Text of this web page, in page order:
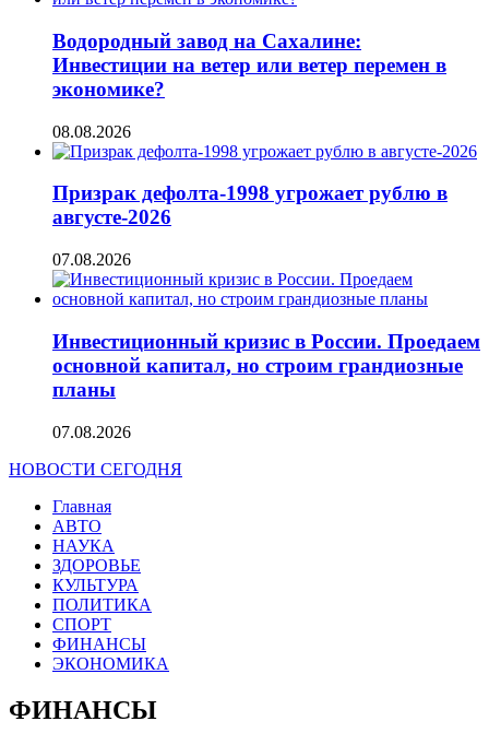
Водородный завод на Сахалине:
Инвестиции на ветер или ветер перемен в
экономике?
08.08.2026
Призрак дефолта-1998 угрожает рублю в
августе-2026
07.08.2026
Инвестиционный кризис в России. Проедаем
основной капитал, но строим грандиозные
планы
07.08.2026
НОВОСТИ СЕГОДНЯ
Главная
АВТО
НАУКА
ЗДОРОВЬЕ
КУЛЬТУРА
ПОЛИТИКА
СПОРТ
ФИНАНСЫ
ЭКОНОМИКА
ФИНАНСЫ